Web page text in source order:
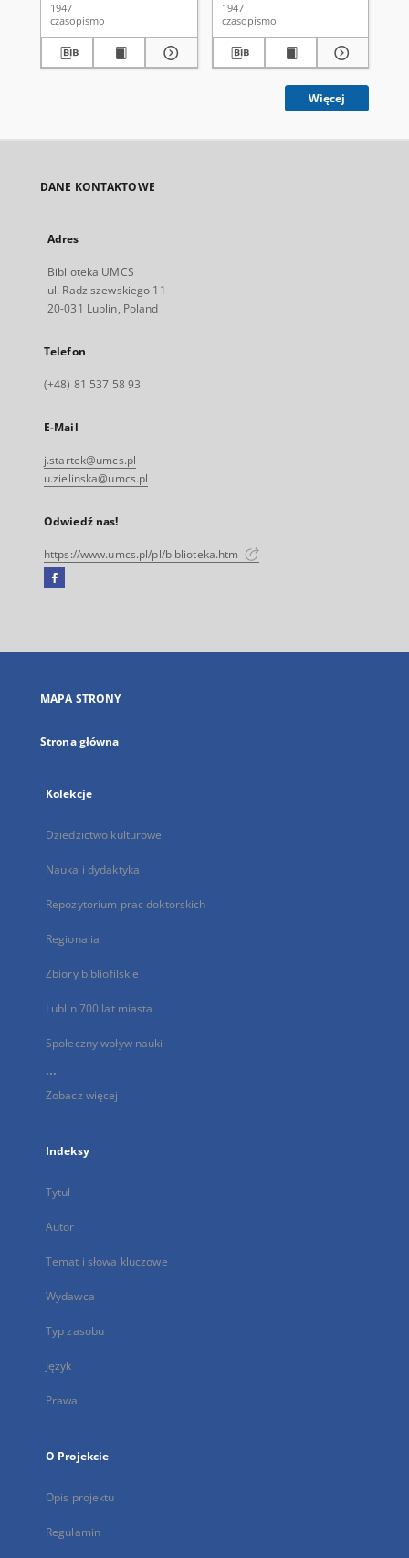
1947
czasopismo
1947
czasopismo
Więcej
DANE KONTAKTOWE
Adres
Biblioteka UMCS
ul. Radziszewskiego 11
20-031 Lublin, Poland
Telefon
(+48) 81 537 58 93
E-Mail
j.startek@umcs.pl
u.zielinska@umcs.pl
Odwiedź nas!
https://www.umcs.pl/pl/biblioteka.htm
Facebook
się
karcie
MAPA STRONY
Strona główna
Kolekcje
Dziedzictwo kulturowe
Nauka i dydaktyka
Repozytorium prac doktorskich
Regionalia
Zbiory bibliofilskie
Lublin 700 lat miasta
Społeczny wpływ nauki
...
Zobacz więcej
Indeksy
Tytuł
Autor
Temat i słowa kluczowe
Wydawca
Typ zasobu
Język
Prawa
O Projekcie
Opis projektu
Regulamin